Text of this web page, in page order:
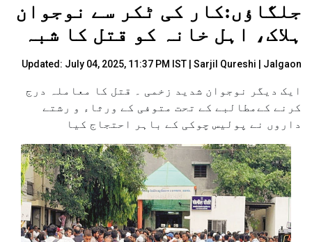
جلگاؤں:کار کی ٹکر سے نوجوان
ہلاک، اہل خانہ کو قتل کا شبہ
Updated: July 04, 2025, 11:37 PM IST | Sarjil Qureshi | Jalgaon
ایک دیگر نوجوان شدید زخمی ۔ قتل کا معاملہ درج
کرنے کےمطالبے کے تحت متوفی کے ورثاء و رشتے
داروں نے پولیس چوکی کے باہر احتجاج کیا